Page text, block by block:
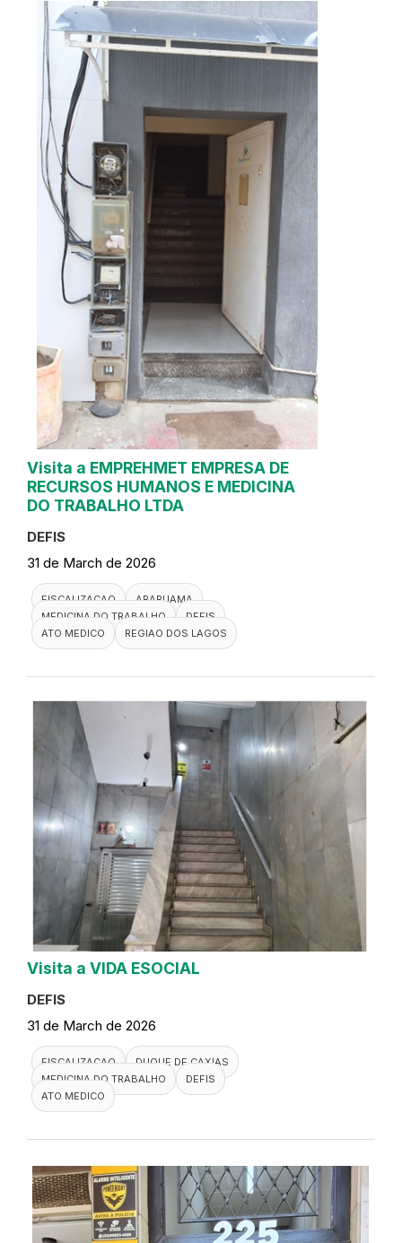
Visita a EMPREHMET EMPRESA DE
RECURSOS HUMANOS E MEDICINA
DO TRABALHO LTDA
DEFIS
31 de March de 2026
FISCALIZACAO
ARARUAMA
MEDICINA DO TRABALHO
DEFIS
ATO MEDICO
REGIAO DOS LAGOS
Visita a VIDA ESOCIAL
DEFIS
31 de March de 2026
FISCALIZACAO
DUQUE DE CAXIAS
MEDICINA DO TRABALHO
DEFIS
ATO MEDICO